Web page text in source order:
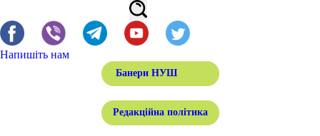
Напишіть нам
Банери НУШ
Редакційна політика